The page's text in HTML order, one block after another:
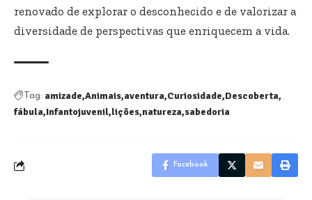
renovado de explorar o desconhecido e de valorizar a
diversidade de perspectivas que enriquecem a vida.
Tag: amizade Animais aventura Curiosidade Descoberta
fábula Infantojuvenil lições natureza sabedoria
Facebook